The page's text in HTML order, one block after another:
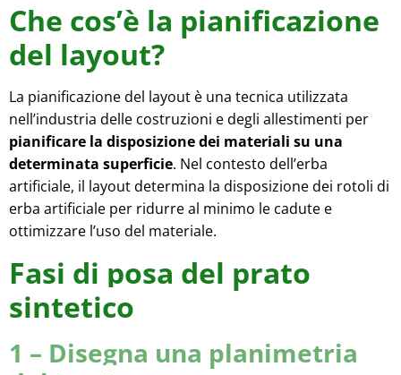
Che cos’è la pianificazione
del layout?
La pianificazione del layout è una tecnica utilizzata
nell’industria delle costruzioni e degli allestimenti per
pianificare la disposizione dei materiali su una
determinata superficie. Nel contesto dell’erba
artificiale, il layout determina la disposizione dei rotoli di
erba artificiale per ridurre al minimo le cadute e
ottimizzare l’uso del materiale.
Fasi di posa del prato
sintetico
1 – Disegna una planimetria